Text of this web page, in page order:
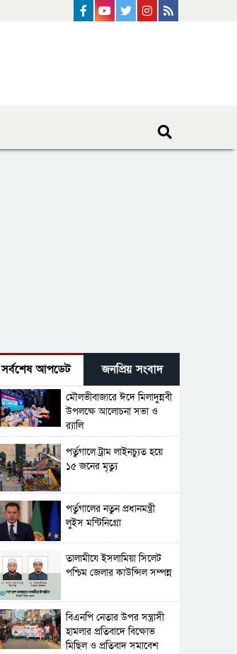
instagram
Twitter
Youtube
Facebook
সর্বশেষ আপডেট জনপ্রিয় সংবাদ
মৌলভীবাজারে ঈদে মিলাদুন্নবী
উপলক্ষে আলোচনা সভা ও
র‍্যালি
পর্তুগালে ট্রাম লাইনচ্যুত হয়ে
১৫ জনের মৃত্যু
পর্তুগালের নতুন প্রধানমন্ত্রী
লুইস মন্টিনিগ্রো
‎তালামীযে ইসলামিয়া সিলেট
পশ্চিম জেলার কাউন্সিল সম্পন্ন
বিএনপি নেতার উপর সন্ত্রাসী
হামলার প্রতিবাদে বিক্ষোভ
মিছিল ও প্রতিবাদ সমাবেশ